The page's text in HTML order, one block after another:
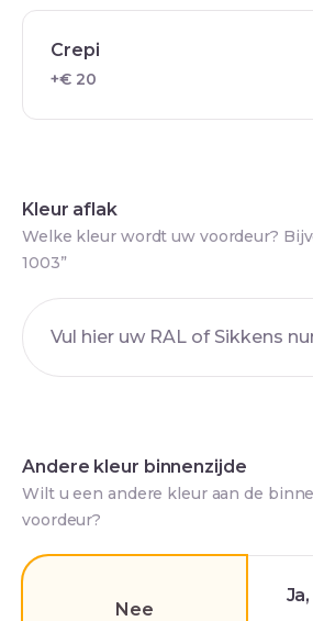
Crepi
+€ 20
Kleur aflak
Welke kleur wordt uw voordeur?
1003”
Andere kleur binnenzijde
Wilt u een andere kleur aan de
voordeur?
Nee